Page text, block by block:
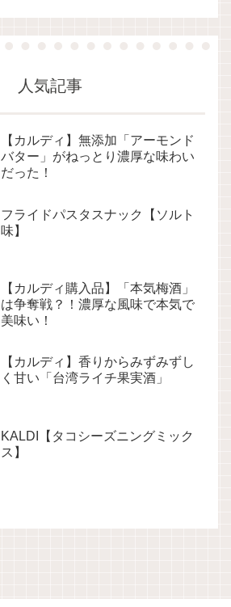
人気記事
【カルディ】無添加「アーモンド
バター」がねっとり濃厚な味わい
だった！
フライドパスタスナック【ソルト
味】
【カルディ購入品】「本気梅酒」
は争奪戦？！濃厚な風味で本気で
美味い！
【カルディ】香りからみずみずし
く甘い「台湾ライチ果実酒」
KALDI【タコシーズニングミック
ス】